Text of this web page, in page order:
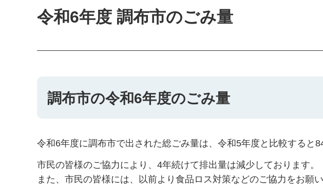
令和6年度 調布市のごみ量
調布市の令和6年度のごみ量
令和6年度に調布市で出された総ごみ量は、令和5年度と比較すると
市民の皆様のご協力により、4年続けて排出量は減少しております。
また、市民の皆様には、以前より食品ロス対策などのご協力をお願